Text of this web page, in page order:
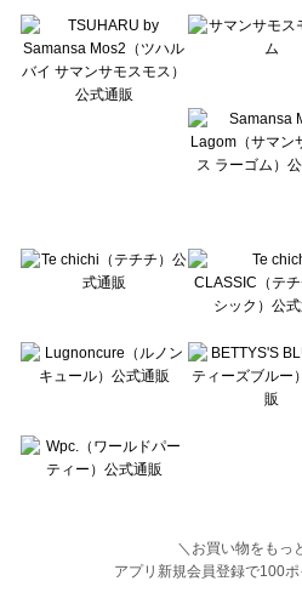
Lugnoncure（ルノンキュール）の一覧
BETTY'S BLUE（べティーズブルー）の一覧
Wpc.（ワールドパーティー）の一覧
＼お買い物をもっ
アプリ新規会員登録で100ポ